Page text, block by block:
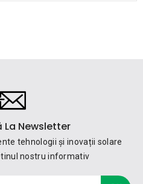
Newsletter
tehnologii și inovații solare
nostru informativ